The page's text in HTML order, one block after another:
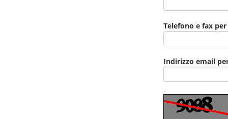
Telefono e fax
Indirizzo email